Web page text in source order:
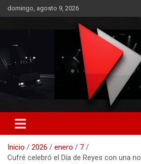
Saltar
al
domingo, agosto 9, 2026
RO CONTENIDOS
Inicio 2026 enero
7
Cufré celebró el Día de Reyes con una